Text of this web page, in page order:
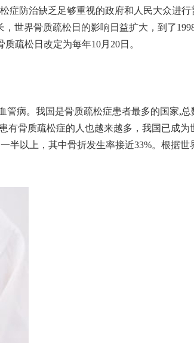
症防治缺乏足够重视的政府和人民大众进行
世界骨质疏松日的影响日益扩大，到了
质疏松日改定为每年10月 20日。
管病。我国是骨质疏松症患者最多的国家,总
有骨质疏松症的人也越来越多，我国已成为
半以上，其中骨折发生率接近33%。根据世